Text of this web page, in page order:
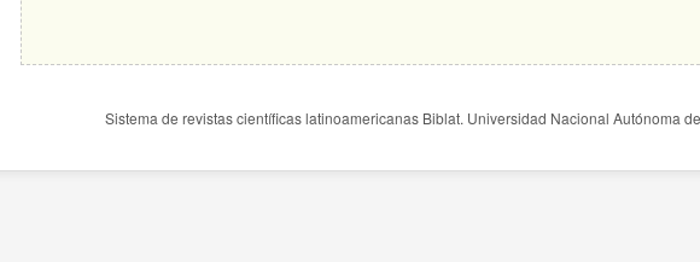
Sistema de revistas científicas latinoamericanas Biblat. Universidad Nacional Autónoma